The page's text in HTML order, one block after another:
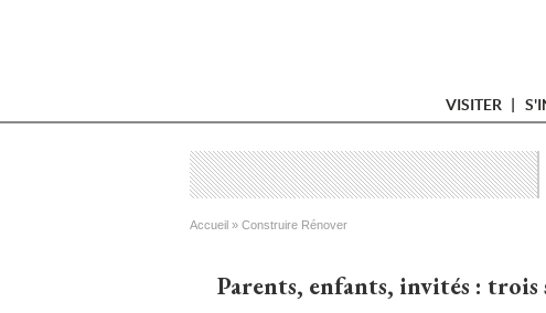
VISITER
Vous êtes ici
Accueil » Construire Rénover
Parents, enfants, invités : trois